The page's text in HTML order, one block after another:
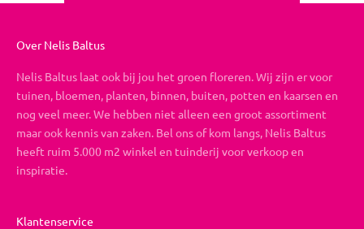
Over Nelis Baltus
Nelis Baltus laat ook bij jou het groen floreren. Wij zijn er voor
tuinen, bloemen, planten, binnen, buiten, potten en kaarsen en
nog veel meer. We hebben niet alleen een groot assortiment
maar ook kennis van zaken. Bel ons of kom langs, Nelis Baltus
heeft ruim 5.000 m2 winkel en tuinderij voor verkoop en
inspiratie.
Klantenservice